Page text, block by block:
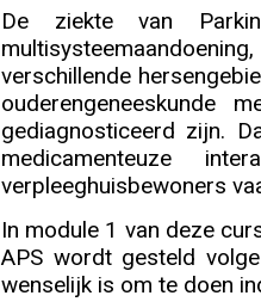
De ziekte van
verschillende
ouderengeneeskunde
gediagnosticeerd zijn.
medicamenteuze
verpleeghuisbewoners
In module 1 van deze
APS wordt gesteld
wenselijk is om te doen